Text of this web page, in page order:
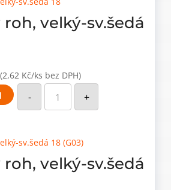
velký-sv.šedá
(2,62 Kč/ks bez DPH)
-
Plastový
roh,
velký-
sv.šedá
+
velký-sv.šedá